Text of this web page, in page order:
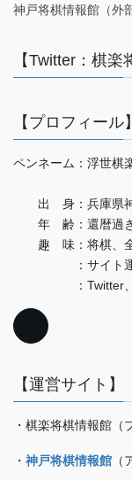
神戸将棋情報館（外
【Twitter：棋楽
【プロフィール】
ペンネーム：浮世棋
出 身：兵庫県
年 齢：還暦過ぎ
趣 味：将棋、全
：サイト運営
：Twitter、
【運営サイト】
・棋楽将棋情報館（
・ 神戸将棋情報館 （